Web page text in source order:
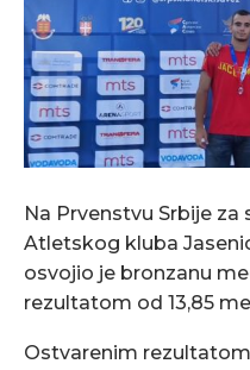
Na Prvenstvu Srbije za
Atletskog kluba
osvojio je bronzanu
rezultatom od 13,85
Ostvarenim